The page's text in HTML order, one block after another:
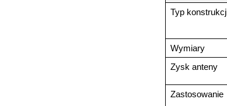
Typ
Wymiary
Zysk anteny
Zastosowanie